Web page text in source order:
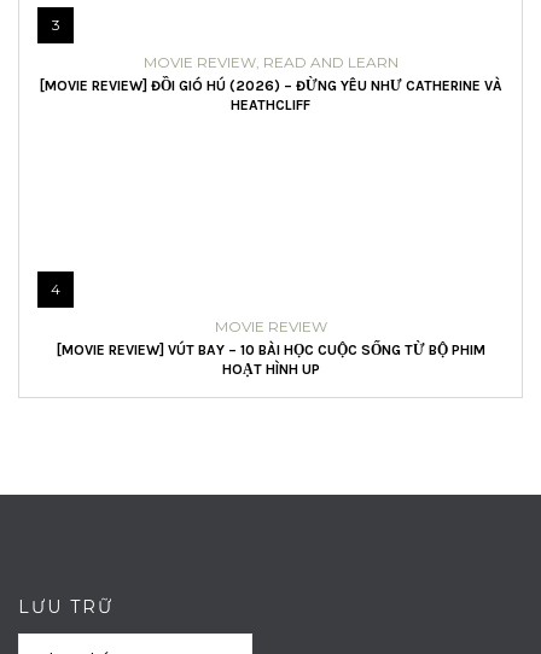
3
MOVIE REVIEW, READ AND LEARN
[MOVIE REVIEW] ĐỒI GIÓ HÚ (2026) – ĐỪNG YÊU NHƯ CATHERINE VÀ
HEATHCLIFF
4
MOVIE REVIEW
[MOVIE REVIEW] VÚT BAY – 10 BÀI HỌC CUỘC SỐNG TỪ BỘ PHIM
HOẠT HÌNH UP
LƯU TRỮ